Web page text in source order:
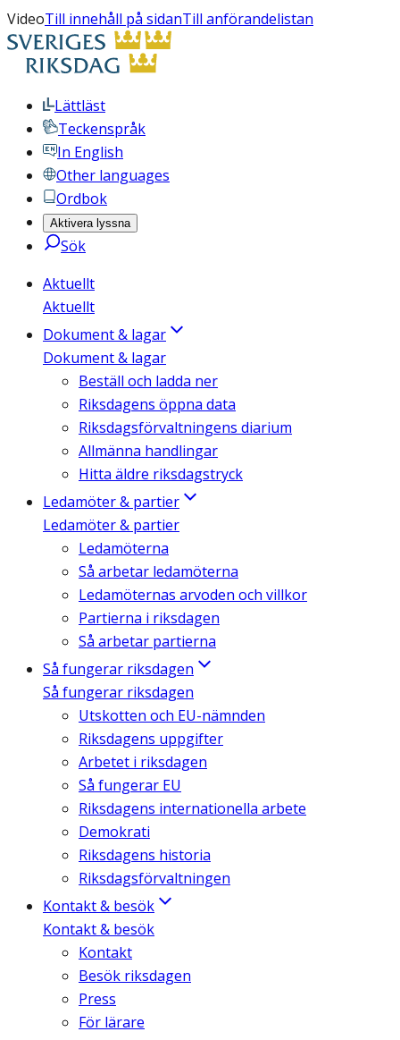
VideoTill innehåll på sidanTill anförandelistan
Lättläst
Teckenspråk
In English
Other languages
Ordbok
Aktivera lyssna
Sök
Aktuellt
Aktuellt
Dokument & lagar
Dokument & lagar
Beställ och ladda ner
Riksdagens öppna data
Riksdagsförvaltningens diarium
Allmänna handlingar
Hitta äldre riksdagstryck
Ledamöter & partier
Ledamöter & partier
Ledamöterna
Så arbetar ledamöterna
Ledamöternas arvoden och villkor
Partierna i riksdagen
Så arbetar partierna
Så fungerar riksdagen
Så fungerar riksdagen
Utskotten och EU-nämnden
Riksdagens uppgifter
Arbetet i riksdagen
Så fungerar EU
Riksdagens internationella arbete
Demokrati
Riksdagens historia
Riksdagsförvaltningen
Kontakt & besök
Kontakt & besök
Kontakt
Besök riksdagen
Press
För lärare